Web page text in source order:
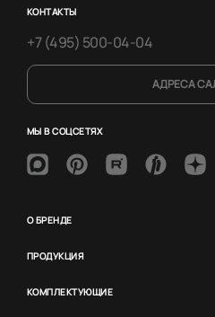
КОНТАКТЫ
+7 (495) 500-04-04
АДРЕСА
МЫ В СОЦСЕТЯХ
О БРЕНДЕ
ПРОДУКЦИЯ
КОМПЛЕКТУЮЩИЕ